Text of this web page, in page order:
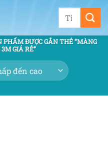
Tìm
PHẨM ĐƯỢC GẮN THẺ “MÀNG
GIÁ RẺ”